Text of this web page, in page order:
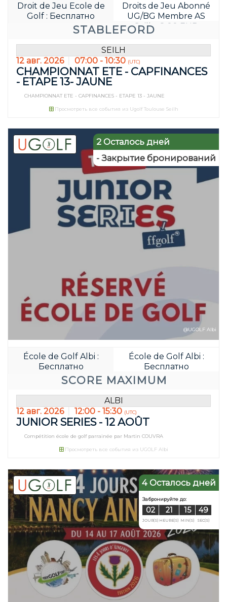
Забронируйте
00
STABLEFORD
Droit de Jeu Ecole de
Golf : Бесплатно
Droits de Jeu Abonné
UG/BG Membre AS
Seilh : 8.00 EUR
SEILH
12 авг. 2026
07:00 - 10:30 (UTC)
CHAMPIONNAT ETE - CAPFINANCES
- ETAPE 13- JAUNE
CHAMPIONNAT ETE - CAPFINANCES - ETAPE 13 - JAUNE
Просмотреть все события из Ugolf Toulouse Seilh
2 Осталось дней
- Закрытие бронирований
SCORE MAXIMUM
École de Golf Albi :
Бесплатно
École de Golf Albi :
Бесплатно
@UGOLF Albi
ALBI
12 авг. 2026
12:00 - 15:30 (UTC)
JUNIOR SERIES - 12 AOÛT
Compétition école de golf parrainée par Martin COUVRA
Просмотреть все события из UGOLF Albi
4 Осталось дней